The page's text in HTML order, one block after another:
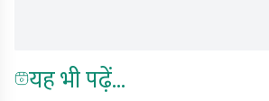
यह भी पढ़ें...